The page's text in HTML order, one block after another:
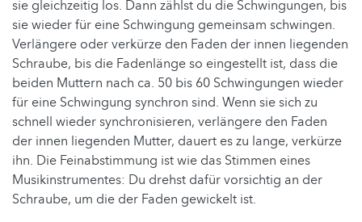
sie gleichzeitig los. Dann zählst du die Schwingungen, bis
sie wieder für eine Schwingung gemeinsam schwingen.
Verlängere oder verkürze den Faden der innen liegenden
Schraube, bis die Fadenlänge so eingestellt ist, dass die
beiden Muttern nach ca. 50 bis 60 Schwingungen wieder
für eine Schwingung synchron sind. Wenn sie sich zu
schnell wieder synchronisieren, verlängere den Faden
der innen liegenden Mutter, dauert es zu lange, verkürze
ihn. Die Feinabstimmung ist wie das Stimmen eines
Musikinstrumentes: Du drehst dafür vorsichtig an der
Schraube, um die der Faden gewickelt ist.